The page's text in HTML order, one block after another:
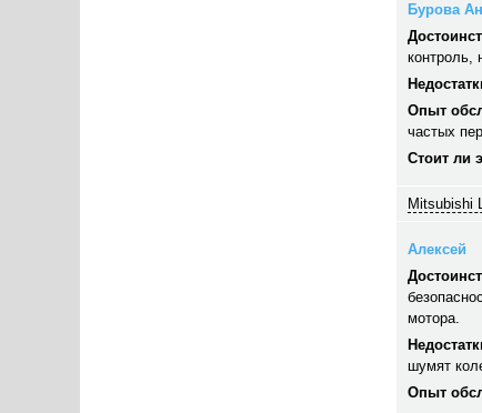
Бурова
контроль,
Опыт
частых
Стоит ли
Mitsubishi
Алексей
мотора.
шумят
Опыт